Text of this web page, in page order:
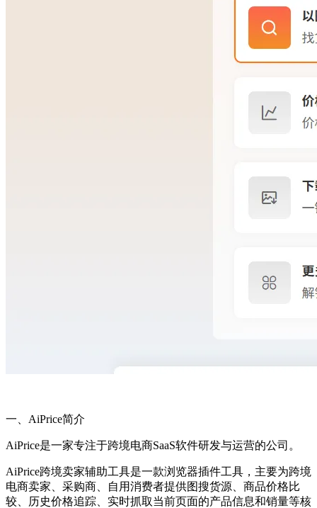
一、AiPrice简介
AiPrice是一家专注于跨境电商SaaS软件研发与运营的公司。
AiPrice跨境卖家辅助工具是一款浏览器插件工具，主要为跨境
电商卖家、采购商、自用消费者提供图搜货源、商品价格比
较、历史价格追踪、实时抓取当前页面的产品信息和销量等核